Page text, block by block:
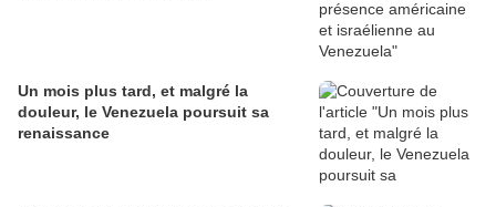
Un mois plus tard, et malgré la
douleur, le Venezuela poursuit sa
renaissance